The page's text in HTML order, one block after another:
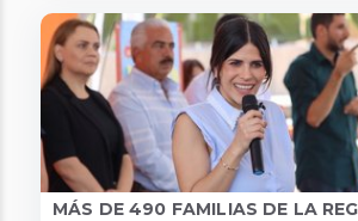
MÁS DE 490 FAMILIAS DE LA